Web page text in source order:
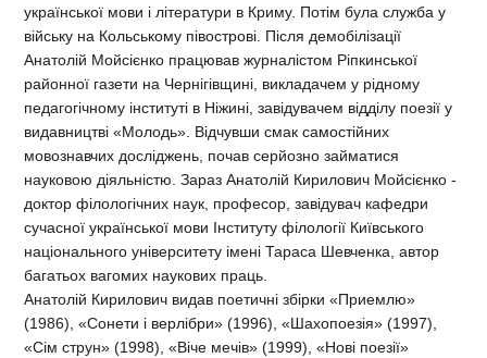
української мови і літератури в Криму. Потім була служба у
війську на Кольському півострові. Після демобілізації
Анатолій Мойсієнко працював журналістом Ріпкинської
районної газети на Чернігівщині, викладачем у рідному
педагогічному інституті в Ніжині, завідувачем відділу поезії у
видавництві «Молодь». Відчувши смак самостійних
мовознавчих досліджень, почав серйозно займатися
науковою діяльністю. Зараз Анатолій Кирилович Мойсієнко -
доктор філологічних наук, професор, завідувач кафедри
сучасної української мови Інституту філології Київського
національного університету імені Тараса Шевченка, автор
багатьох вагомих наукових праць.
Анатолій Кирилович видав поетичні збірки «Приемлю»
(1986), «Сонети і верлібри» (1996), «Шахопоезія» (1997),
«Сім струн» (1998), «Віче мечів» (1999), «Нові поезії»